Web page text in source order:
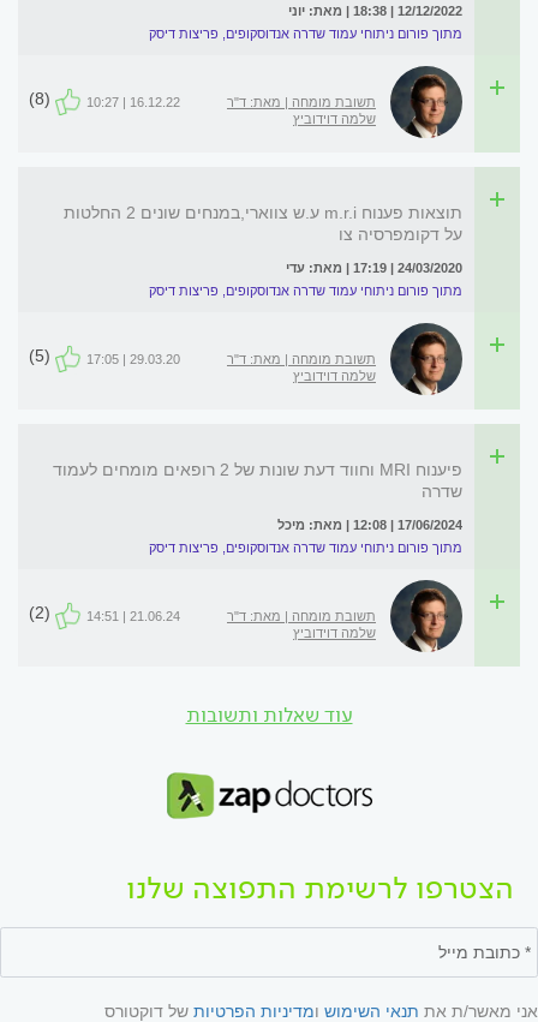
12/12/2022 | 18:38 | מאת: יוני
מתוך פורום ניתוחי עמוד שדרה אנדוסקופים, פריצות דיסק
תשובת מומחה | מאת: ד"ר
שלמה דוידוביץ
16.12.22 | 10:27
(8)
תוצאות פענוח m.r.i ע.ש צווארי,במנחים שונים 2 החלטות
על דקומפרסיה צו
24/03/2020 | 17:19 | מאת: עדי
מתוך פורום ניתוחי עמוד שדרה אנדוסקופים, פריצות דיסק
תשובת מומחה | מאת: ד"ר
שלמה דוידוביץ
29.03.20 | 17:05
(5)
פיענוח MRI וחווד דעת שונות של 2 רופאים מומחים לעמוד
שדרה
17/06/2024 | 12:08 | מאת: מיכל
מתוך פורום ניתוחי עמוד שדרה אנדוסקופים, פריצות דיסק
תשובת מומחה | מאת: ד"ר
שלמה דוידוביץ
21.06.24 | 14:51
(2)
עוד שאלות ותשובות
הצטרפו לרשימת התפוצה שלנו
אני מאשר/ת את תנאי השימוש ומדיניות הפרטיות של דוקטורס